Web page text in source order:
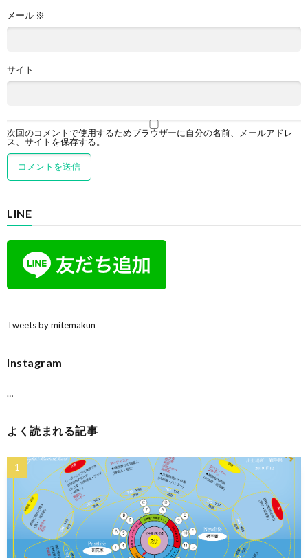
メール ※
サイト
次回のコメントで使用するためブラウザーに自分の名前、メールアドレ
ス、サイトを保存する。
LINE
Tweets by mitemakun
Instagram
…
よく読まれる記事